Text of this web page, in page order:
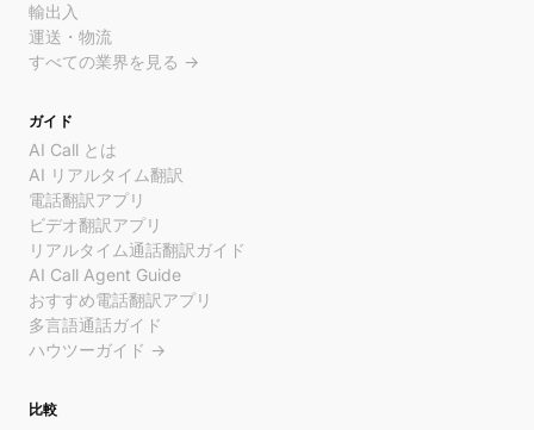
輸出入
運送・物流
すべての業界を見る →
ガイド
AI Call とは
AI リアルタイム翻訳
電話翻訳アプリ
ビデオ翻訳アプリ
リアルタイム通話翻訳ガイド
AI Call Agent Guide
おすすめ電話翻訳アプリ
多言語通話ガイド
ハウツーガイド →
比較